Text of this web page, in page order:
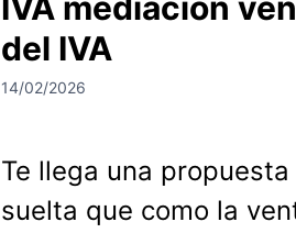
del IVA
14/02/2026
Te llega una
suelta que como la